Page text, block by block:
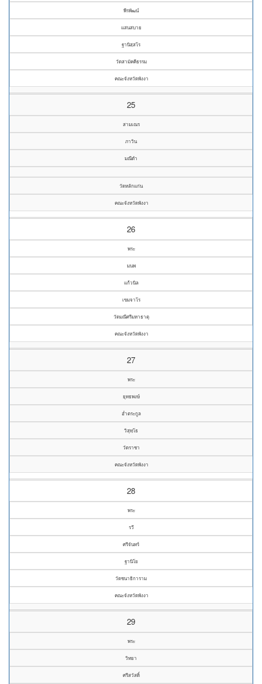
พีรพัฒน์
แสนสบาย
ฐานิสฺสโร
วัดสามัคคีธรรม
คณะจังหวัดพังงา
25
สามเณร
ภาวิน
มณีดำ
วัดหลักแก่น
คณะจังหวัดพังงา
26
พระ
มนพ
แก้วนิล
เขมจาโร
วัดมณีศรีมหาธาตุ
คณะจังหวัดพังงา
27
พระ
ยุทธพงษ์
อ่ำตระกูล
วิสุทฺโธ
วัดราชา
คณะจังหวัดพังงา
28
พระ
รวี
ศรีจันทร์
ฐานิโย
วัดชนาธิการาม
คณะจังหวัดพังงา
29
พระ
วิทยา
ศรีสวัสดิ์